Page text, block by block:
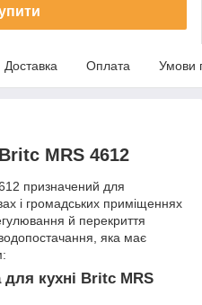
Доставка Оплата Умови
MRS 4612
призначений для
і громадських приміщеннях
й перекриття
яка має
для кухні Britc MRS